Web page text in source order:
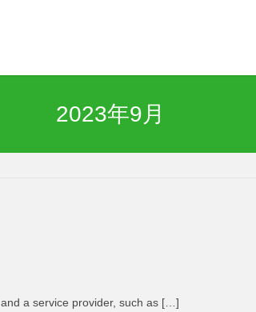
2023年9月
a service provider, such as […]